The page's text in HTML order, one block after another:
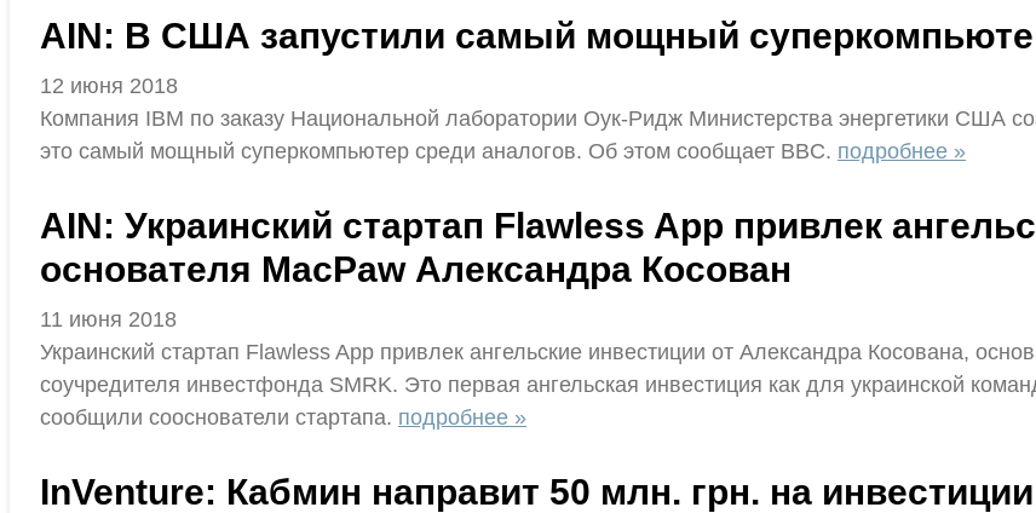
AIN: В США запустили самый мощный
12 июня 2018
Компания IBM по заказу Национальной лаборатории Оук-Ридж Министерства энергетики США
это самый мощный суперкомпьютер среди аналогов. Об этом сообщает BBC. подробнее »
AIN: Украинский стартап Flawless App привлек
основателя MacPaw Александра Косован
11 июня 2018
Украинский стартап Flawless App привлек ангельские инвестиции от Александра Косована,
соучредителя инвестфонда SMRK. Это первая ангельская инвестиция как для украинской
сообщили сооснователи стартапа. подробнее »
InVenture: Кабмин направит 50 млн. грн. на